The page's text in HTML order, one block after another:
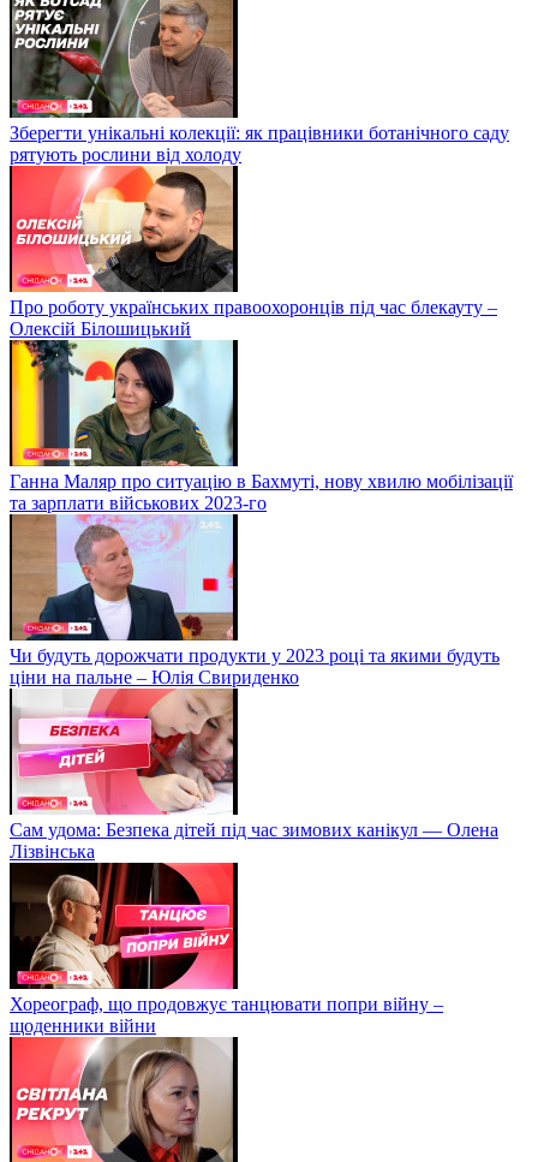
Зберегти унікальні колекції: як працівники ботанічного саду
рятують рослини від холоду
Про роботу українських правоохоронців під час блекауту –
Олексій Білошицький
Ганна Маляр про ситуацію в Бахмуті, нову хвилю мобілізації
та зарплати військових 2023-го
Чи будуть дорожчати продукти у 2023 році та якими будуть
ціни на пальне – Юлія Свириденко
Сам удома: Безпека дітей під час зимових канікул — Олена
Лізвінська
Хореограф, що продовжує танцювати попри війну –
щоденники війни